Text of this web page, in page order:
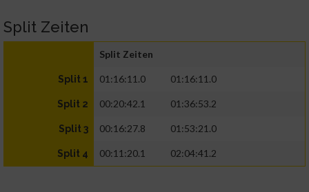
Split Zeiten
Split Zeiten
Split 1 01:16:11.0 01:16:11.0
Split 2 00:20:42.1 01:36:53.2
Split 3 00:16:27.8 01:53:21.0
Split 4 00:11:20.1 02:04:41.2